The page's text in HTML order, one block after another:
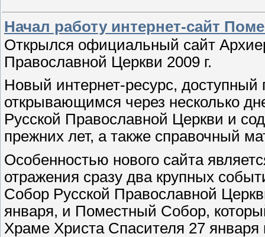
Начал работу интернет-сайт
Открылся официальный сайт
Православной Церкви 2009 г.
Новый интернет-ресурс,
открывающимся через несколько
Русской Православной Церкви и
прежних лет, а также справочный
Особенностью нового сайта
отражения сразу два крупных
Собор Русской Православной
января, и Поместный Собор,
Храме Христа Спасителя 27 января